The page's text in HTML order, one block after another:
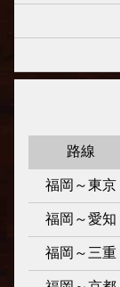
路線
福岡～東京
福岡～愛知
福岡～三重